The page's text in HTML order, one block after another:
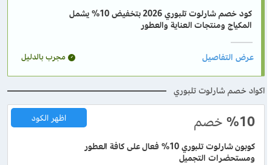
كود خصم شارلوت تلبوري 2026 بتخفيض 10% يشمل
المكياج ومنتجات العناية والعطور
مجرب بالدليل
اكواد خصم شارلوت تلبوري
%10 خصم
كوبون شارلوت تلبوري 10% فعال على كافة العطور
ومستحضرات التجميل
اظهر الكود